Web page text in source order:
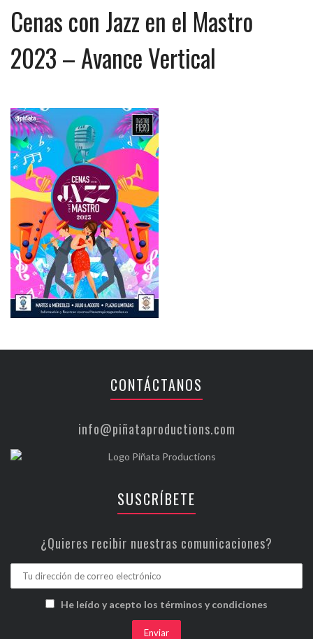
Cenas con Jazz en el Mastro
2023 – Avance Vertical
CONTÁCTANOS
info@piñataproductions.com
SUSCRÍBETE
¿Quieres recibir nuestras comunicaciones?
He leído y acepto los términos y condiciones